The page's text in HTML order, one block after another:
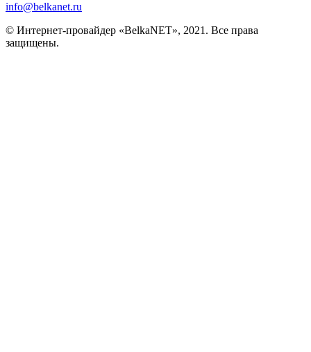
info@belkanet.ru
© Интернет-провайдер «BelkaNET», 2021. Все права
защищены.